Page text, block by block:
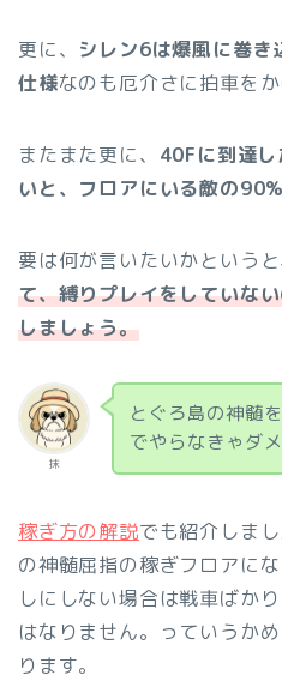
更に、 シレン6は爆風に巻き
仕様なのも厄介さに拍車をか
またまた更に、 40Fに到達
いと、フロアにいる敵の
要は何が言いたいかという
て、縛りプレイをしていな
しましょう。
抹
とぐろ島の神髄
でやらなきゃダメ
稼ぎ方の解説でも紹介しま
の神髄屈指の稼ぎフロアに
しにしない場合は戦車ばか
はなりません。っていうか
ります。